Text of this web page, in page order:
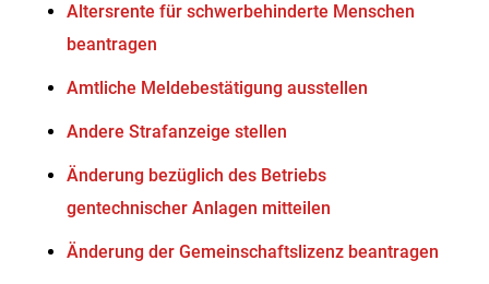
Altersrente für schwerbehinderte Menschen
beantragen
Amtliche Meldebestätigung ausstellen
Andere Strafanzeige stellen
Änderung bezüglich des Betriebs
gentechnischer Anlagen mitteilen
Änderung der Gemeinschaftslizenz beantragen